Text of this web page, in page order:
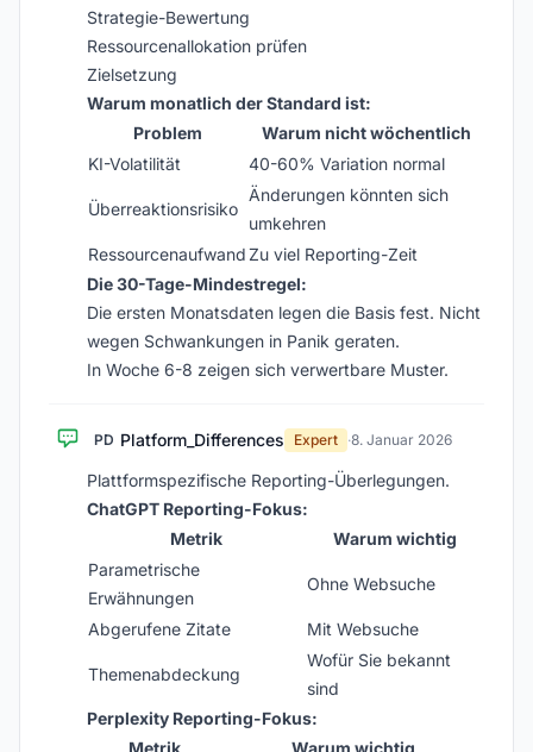
Strategie-Bewertung
Ressourcenallokation prüfen
Zielsetzung
Warum monatlich der Standard ist:
Problem
Warum nicht wöchentlich
KI-Volatilität
40-60% Variation normal
Überreaktionsrisiko
Änderungen könnten sich
umkehren
RessourcenaufwandZu viel Reporting-Zeit
Die 30-Tage-Mindestregel:
Die ersten Monatsdaten legen die Basis fest. Nicht
wegen Schwankungen in Panik geraten.
In Woche 6-8 zeigen sich verwertbare Muster.
PD Platform_Differences Expert ·8. Januar 2026
Plattformspezifische Reporting-Überlegungen.
ChatGPT Reporting-Fokus:
Metrik
Warum wichtig
Parametrische
Erwähnungen
Ohne Websuche
Abgerufene Zitate Mit Websuche
Themenabdeckung
Wofür Sie bekannt
sind
Perplexity Reporting-Fokus:
Metrik
Warum wichtig